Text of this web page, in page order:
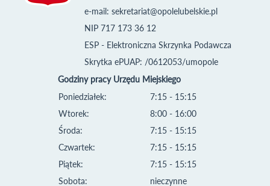
e-mail: sekretariat@opolelubelskie.pl
NIP 717 173 36 12
ESP - Elektroniczna Skrzynka Podawcza
Skrytka ePUAP: /0612053/umopole
Godziny pracy Urzędu Miejskiego
Poniedziałek:
Wtorek:
Środa:
Czwartek:
Piątek:
Sobota:
7:15 - 15:15
8:00 - 16:00
7:15 - 15:15
7:15 - 15:15
7:15 - 15:15
nieczynne